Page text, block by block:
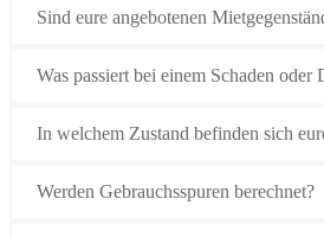
Sind eure angebotenen
Was passiert bei einem Schaden oder
In welchem Zustand befinden sich
Werden Gebrauchsspuren berechnet?